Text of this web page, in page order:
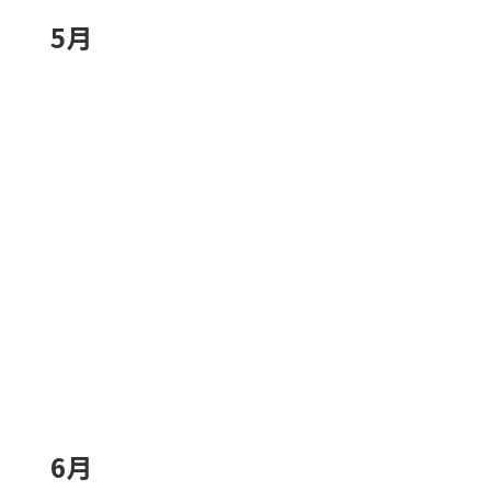
5月
6月